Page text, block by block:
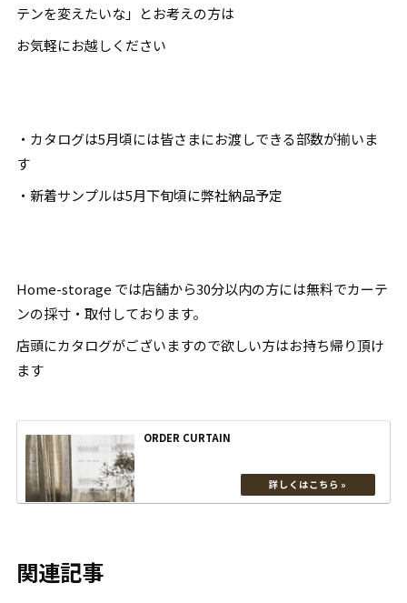
テンを変えたいな」とお考えの方は
お気軽にお越しください
・カタログは5月頃には皆さまにお渡しできる部数が揃いま
す
・新着サンプルは5月下旬頃に弊社納品予定
Home-storage では店舗から30分以内の方には無料でカーテ
ンの採寸・取付しております。
店頭にカタログがございますので欲しい方はお持ち帰り頂け
ます
ORDER CURTAIN
関連記事